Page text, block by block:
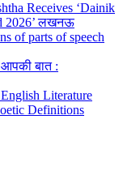
Receives ‘Dainik
2026’लखनऊ
of parts of speech
आपकी बात :
English Literature
Definitions